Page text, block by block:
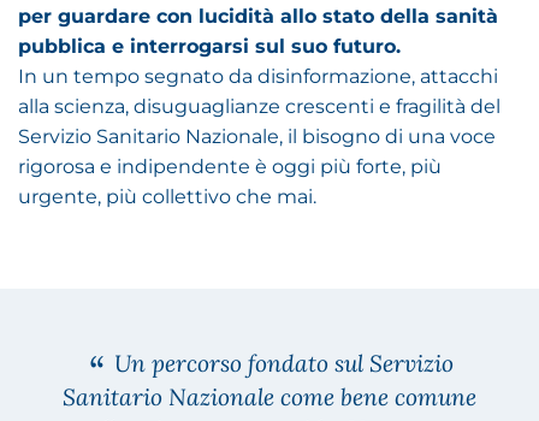
per guardare con lucidità allo stato della sanità
pubblica e interrogarsi sul suo futuro.
In un tempo segnato da disinformazione, attacchi
alla scienza, disuguaglianze crescenti e fragilità del
Servizio Sanitario Nazionale, il bisogno di una voce
rigorosa e indipendente è oggi più forte, più
urgente, più collettivo che mai.
Un percorso fondato sul Servizio
Sanitario Nazionale come bene comune